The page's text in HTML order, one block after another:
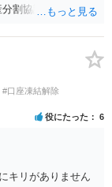
割協議をして、不
#口座凍結解除
役にたった 6
キリがありません